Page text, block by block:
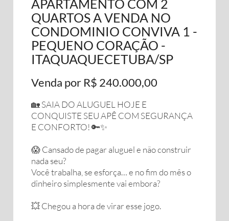
APARTAMENTO COM 2
QUARTOS A VENDA NO
CONDOMINIO CONVIVA 1 -
PEQUENO CORAÇÃO -
ITAQUAQUECETUBA/SP
Venda por R$ 240.000,00
🏡 SAIA DO ALUGUEL HOJE E
CONQUISTE SEU APÊ COM SEGURANÇA
E CONFORTO! 🔑✨
😱 Cansado de pagar aluguel e não construir
nada seu?
Você trabalha, se esforça… e no fim do mês o
dinheiro simplesmente vai embora?
💥 Chegou a hora de virar esse jogo.